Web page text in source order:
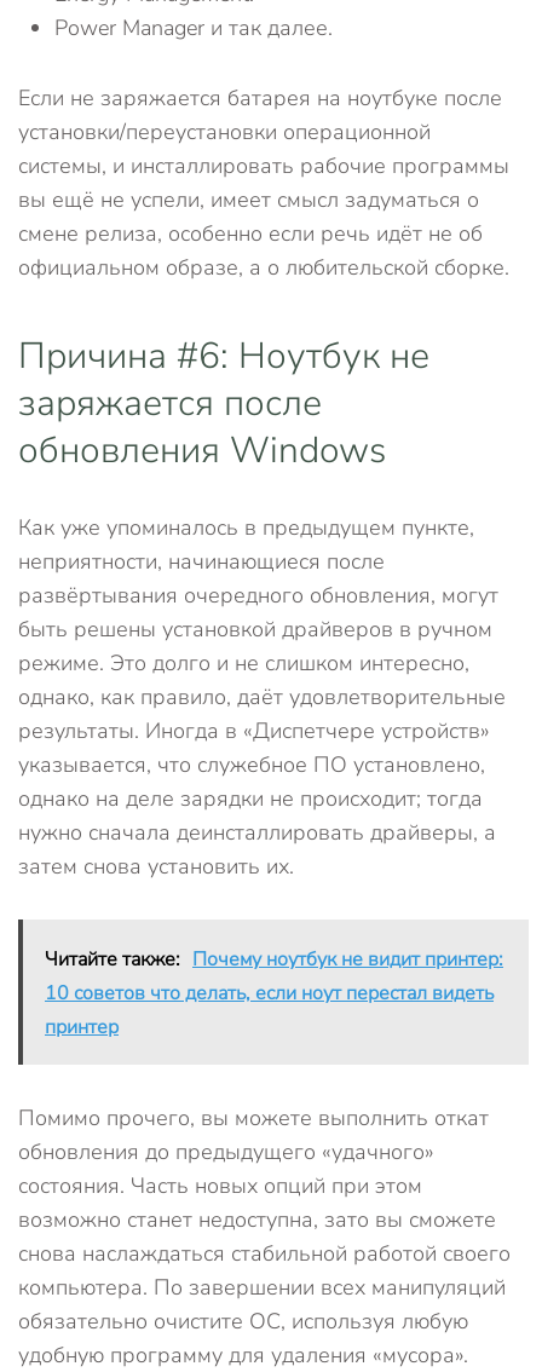
Power Manager и так далее.
Если не заряжается батарея на ноутбуке после
установки/переустановки операционной
системы, и инсталлировать рабочие программы
вы ещё не успели, имеет смысл задуматься о
смене релиза, особенно если речь идёт не об
официальном образе, а о любительской сборке.
Причина #6: Ноутбук не
заряжается после
обновления Windows
Как уже упоминалось в предыдущем пункте,
неприятности, начинающиеся после
развёртывания очередного обновления, могут
быть решены установкой драйверов в ручном
режиме. Это долго и не слишком интересно,
однако, как правило, даёт удовлетворительные
результаты. Иногда в «Диспетчере устройств»
указывается, что служебное ПО установлено,
однако на деле зарядки не происходит; тогда
нужно сначала деинсталлировать драйверы, а
затем снова установить их.
Читайте также: Почему ноутбук не видит принтер:
10 советов что делать, если ноут перестал видеть
принтер
Помимо прочего, вы можете выполнить откат
обновления до предыдущего «удачного»
состояния. Часть новых опций при этом
возможно станет недоступна, зато вы сможете
снова наслаждаться стабильной работой своего
компьютера. По завершении всех манипуляций
обязательно очистите ОС, используя любую
удобную программу для удаления «мусора».